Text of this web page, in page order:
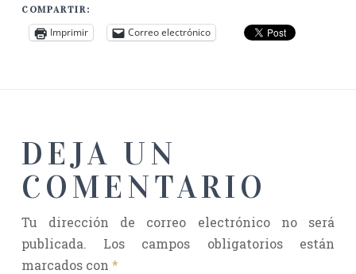
COMPARTIR:
Imprimir Correo electrónico
DEJA UN
COMENTARIO
Tu dirección de correo electrónico no será
publicada.
Los campos obligatorios están
marcados con *